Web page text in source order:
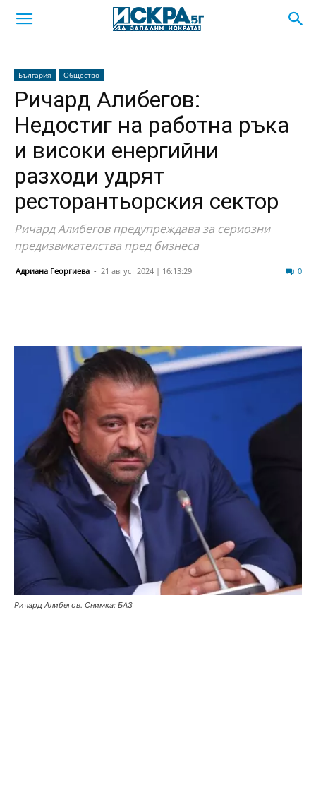
България Общество
Ричард Алибегов:
Недостиг на работна ръка
и високи енергийни
разходи удрят
ресторантьорския сектор
Ричард Алибегов предупреждава за сериозни
предизвикателства пред бизнеса
Адриана Георгиева - 21 август 2024 | 16:13:29 0
Ричард Алибегов. Снимка: БАЗ